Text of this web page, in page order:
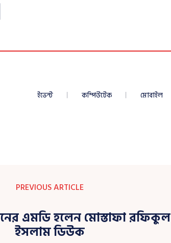
ইভেন্ট কম্পিউটেক মোবাইল
PREVIOUS ARTICLE
এমডি হলেন মোস্তাফা রফিকুল
ইসলাম ডিউক